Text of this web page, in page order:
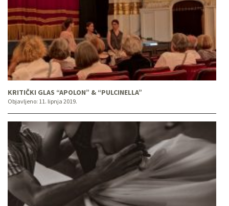
KRITIČKI GLAS “APOLON” & “PULCINELLA”
Objavljeno: 11. lipnja 2019.